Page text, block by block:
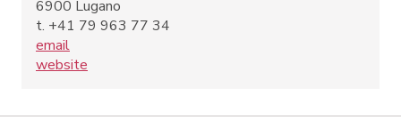
6900 Lugano
t. +41 79 963 77 34
email
website